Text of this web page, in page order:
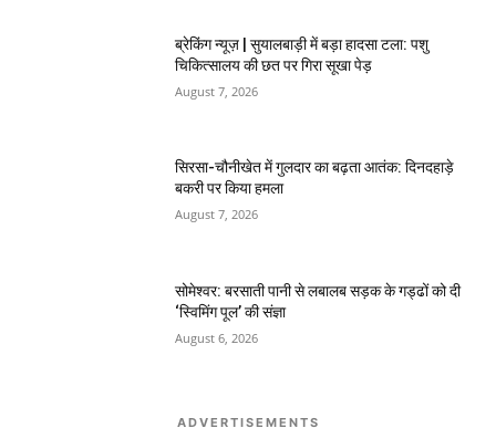
ब्रेकिंग न्यूज़ | सुयालबाड़ी में बड़ा हादसा टला: पशु
चिकित्सालय की छत पर गिरा सूखा पेड़
August 7, 2026
सिरसा-चौनीखेत में गुलदार का बढ़ता आतंक: दिनदहाड़े
बकरी पर किया हमला
August 7, 2026
सोमेश्वर: बरसाती पानी से लबालब सड़क के गड्ढों को दी
‘स्विमिंग पूल’ की संज्ञा
August 6, 2026
ADVERTISEMENTS